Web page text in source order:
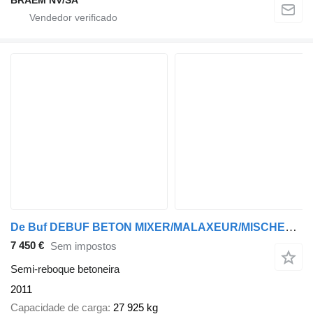
De Buf DEBUF BETON MIXER/MALAXEUR/MISCHER-12M³
7 450 € Sem impostos
Semi-reboque betoneira
2011
Capacidade de carga 27 925 kg